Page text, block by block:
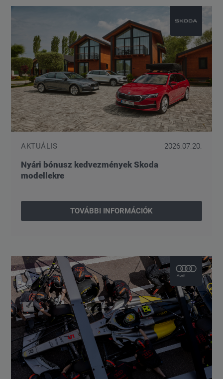
AKTUÁLIS 2026.07.20.
Nyári bónusz kedvezmények Skoda
modellekre
TOVÁBBI INFORMÁCIÓK